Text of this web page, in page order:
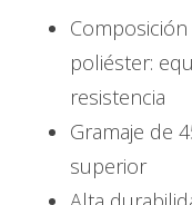
poliéster:
resistencia
Gramaje de
superior